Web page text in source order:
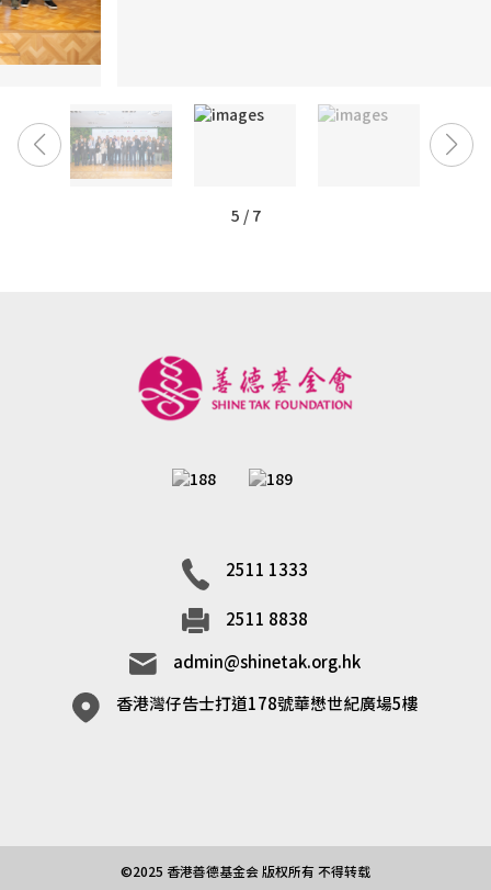
5 / 7
2511 1333
2511 8838
admin@shinetak.org.hk
香港灣仔告士打道178號華懋世紀廣場5樓
©2025 香港善德基金会 版权所有 不得转载